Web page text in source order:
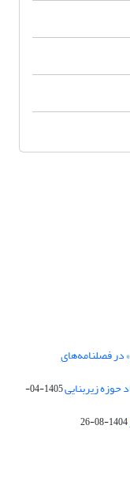
در فصلنامه‌های
حوزه زیربنایی
1405-04-
1404-08-26